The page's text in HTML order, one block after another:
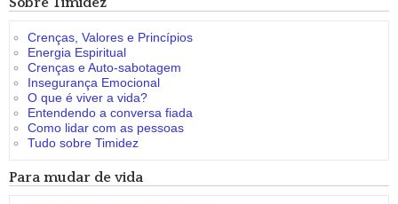
Crenças, Valores e Princípios
Energia Espiritual
Crenças e Auto-sabotagem
Insegurança Emocional
O que é viver a vida?
Entendendo a conversa fiada
Como lidar com as pessoas
Tudo sobre Timidez
Para mudar de vida